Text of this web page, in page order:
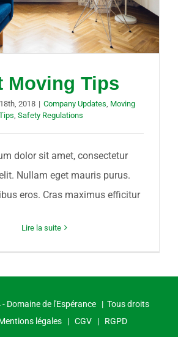
Moving Tips
2018 | Company Updates Moving
Safety Regulations
dolor sit amet, consectetur
Nullam eget mauris purus.
eros. Cras maximus efficitur
Lire la suite
Domaine de l'Espérance | Tous droits
légales| CGV| RGPD